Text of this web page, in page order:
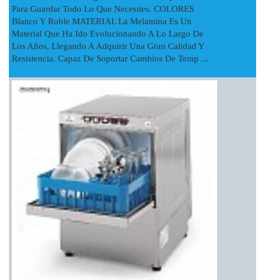
Para Guardar Todo Lo Que Necesites. COLORES
Blanco Y Roble MATERIAL La Melamina Es Un
Material Que Ha Ido Evolucionando A Lo Largo De
Los Años, Llegando A Adquirir Una Gran Calidad Y
Resistencia. Capaz De Soportar Cambios De Temp ...